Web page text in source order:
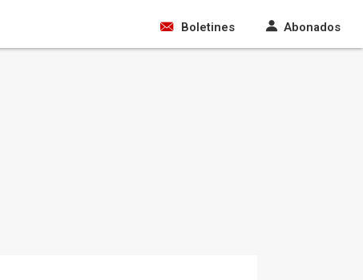
Boletines Abonados